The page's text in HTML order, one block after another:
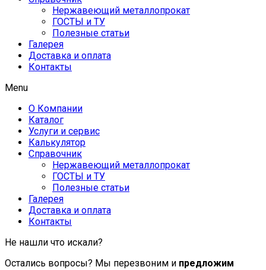
Нержавеющий металлопрокат
ГОСТЫ и ТУ
Полезные статьи
Галерея
Доставка и оплата
Контакты
Menu
О Компании
Каталог
Услуги и сервис
Калькулятор
Справочник
Нержавеющий металлопрокат
ГОСТЫ и ТУ
Полезные статьи
Галерея
Доставка и оплата
Контакты
Не нашли что искали?
Остались вопросы? Мы перезвоним и предложим